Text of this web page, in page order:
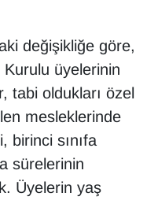
değişikliğe göre,
üyelerinin
tabi oldukları özel
mesleklerinde
birinci sınıfa
sürelerinin
Üyelerin yaş